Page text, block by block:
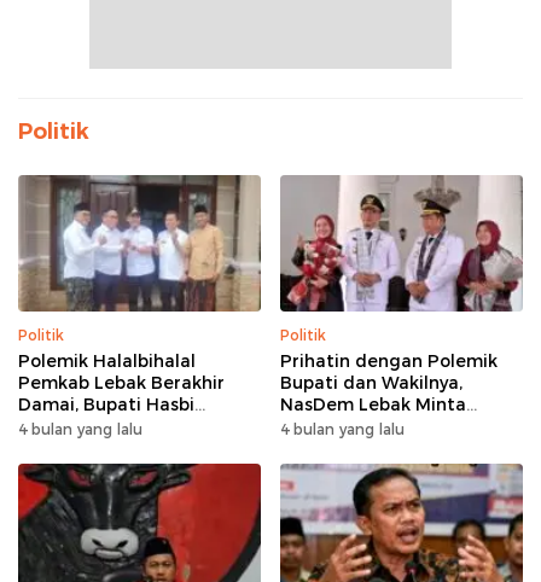
Politik
Politik
Polemik Halalbihalal
Pemkab Lebak Berakhir
Damai, Bupati Hasbi
Sambangi Kediaman
4 bulan yang lalu
Politik
Prihatin dengan Polemik
Bupati dan Wakilnya,
NasDem Lebak Minta
Saling Introspeksi
4 bulan yang lalu